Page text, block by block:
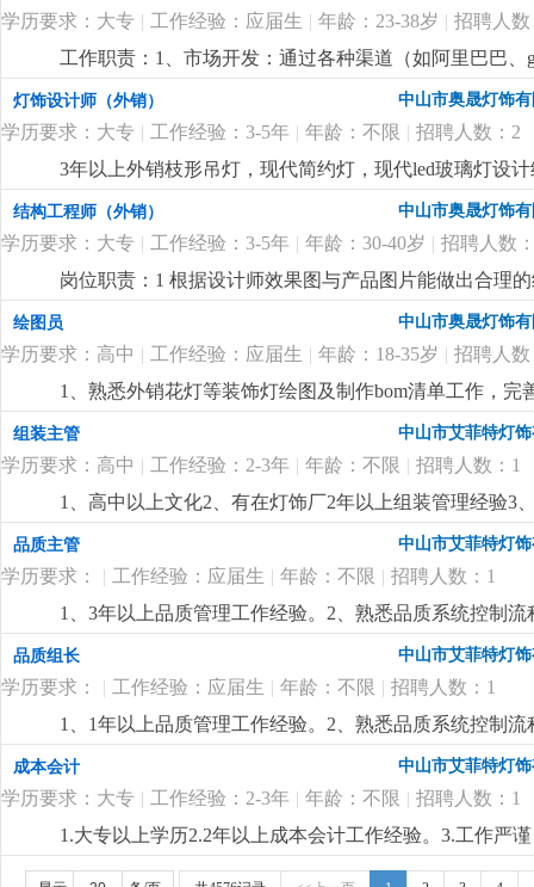
学历要求：大专 | 工作经验：应届生 | 年龄：23-38岁 | 招聘人数
工作职责：1、市场开发：通过各种渠道（如阿里巴巴
理：负责维护客户关系，提供售前、售中和售后服务，
程，确保准时交货，并收回应收回的款项。4、市场调
5、产品推广：通过网络平台和社交媒体推广公司产品
同，并处理合同履行过程中可能出现的紧急情况。要求
优先。语言能力：英语四级以上，具备较强的英语听说
流程者优先。技能素质：熟悉网络销售技巧，了解电子
4500-6000元/月+提成 更详细 ...
灯饰设计师（外销） 中山市奥晟灯饰
学历要求：大专 | 工作经验：3-5年 | 年龄：不限 | 招聘人数：2
3年以上外销枝形吊灯，现代简约灯，现代led玻璃灯设
上产品的色彩以及材料运用拥有独特理解和较深认识。
能熟练运用autocad，adobephotos，3dsma等软件，自
薪+高提成，欢迎有相关经验的有志之士加入！！！此
结构工程师（外销） 中山市奥晟灯饰
学历要求：大专 | 工作经验：3-5年 | 年龄：30-40岁 | 招聘人数
岗位职责：1 根据设计师效果图与产品图片能做出合理
工生产零件图纸并全程跟踪样品进度3 根据打样资料的
软件(autocad)和三维建模软（solidworks或pro/engineer
有一定的创作思维能力，懂得微改，熟悉led光源应用
谨4. 本公司生产产品为全品类外销家居装饰灯具，需要
前看清职位要求，此岗位需要5-10年以上出口灯饰企业
绘图员 中山市奥晟灯饰
学历要求：高中 | 工作经验：应届生 | 年龄：18-35岁 | 招聘人数
1、熟悉外销花灯等装饰灯绘图及制作bom清单工作，
所熟悉，对led产品积分球测试有了解优先； 3、有1:1放
组装主管 中山市艾菲特灯
学历要求：高中 | 工作经验：2-3年 | 年龄：不限 | 招聘人数：1
1、高中以上文化2、有在灯饰厂2年以上组装管理经验3
品质主管 中山市艾菲特灯
学历要求： | 工作经验：应届生 | 年龄：不限 | 招聘人数：1
1、3年以上品质管理工作经验。2、熟悉品质系统控制
灯品质管理经验。更详细...
品质组长 中山市艾菲特灯
学历要求： | 工作经验：应届生 | 年龄：不限 | 招聘人数：1
1、1年以上品质管理工作经验。2、熟悉品质系统控制
成本会计 中山市艾菲特灯
学历要求：大专 | 工作经验：2-3年 | 年龄：不限 | 招聘人数：1
1.大专以上学历2.2年以上成本会计工作经验。3.工作严
行业优先。更详细...